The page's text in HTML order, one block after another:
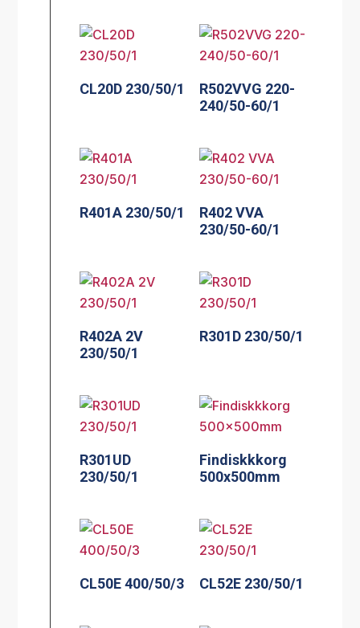
CL20D 230/50/1
R502VVG 220-
240/50-60/1
R401A 230/50/1
R402 VVA
230/50-60/1
R402A 2V
230/50/1
R301D 230/50/1
R301UD
230/50/1
Findiskkkorg
500x500mm
CL50E 400/50/3 CL52E 230/50/1